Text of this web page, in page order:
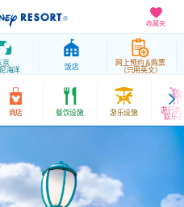
收藏夹
京
海洋 饭店 网上预约＆购票
（只用英文）
商店 餐饮设施 游乐设施 游行表
娱乐